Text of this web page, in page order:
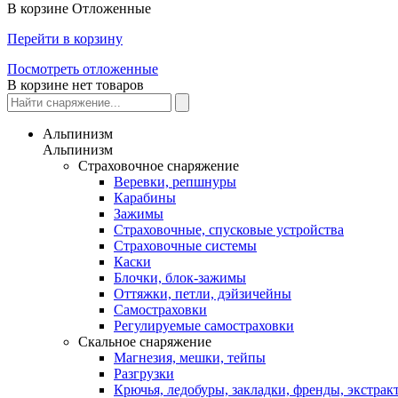
В корзине Отложенные
Перейти в корзину
Посмотреть отложенные
В корзине нет товаров
Альпинизм
Альпинизм
Страховочное снаряжение
Веревки, репшнуры
Карабины
Зажимы
Страховочные, спусковые устройства
Страховочные системы
Каски
Блочки, блок-зажимы
Оттяжки, петли, дэйзичейны
Самостраховки
Регулируемые самостраховки
Скальное снаряжение
Магнезия, мешки, тейпы
Разгрузки
Крючья, ледобуры, закладки, френды,